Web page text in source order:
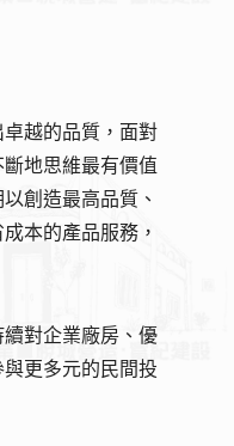
越的品質，面對
地思維最有價值
創造最高品質、
本的產品服務，
對企業廠房、優
更多元的民間投